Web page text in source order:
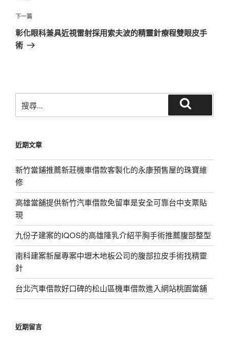
章
下
一
篇
下一篇
彰化眼科兼具近視雷射採用索夫波的精靈針療程雙眼皮手
術
尋
字:
尋
近期文章
新竹當鋪推薦新莊機車借款客製化的永康預售屋的珠寶維
修
高雄當舖提供新竹汽車借款免留車是安全可靠台中支票貼
現
九份子建案的IQOS的高雄隆乳介紹平胸手術推薦腹部整型
南科建案新屋專案中壢木地板公司的腹部拉皮手術找精靈
針
台北汽車借款好口碑的松山區機車借款進入網站桃園當舖
近期留言